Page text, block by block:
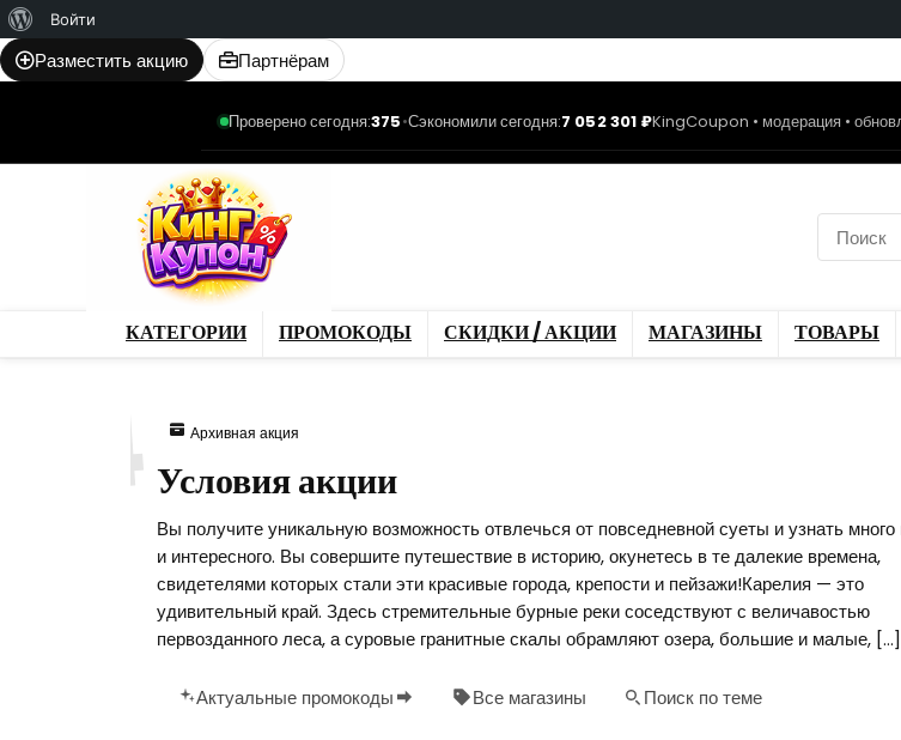
WordPress
Войти
Разместить акцию Партнёрам
Проверено сегодня:375•Сэкономили сегодня:7 052 301 ₽KingCoupon • модерация •
КАТЕГОРИИ ПРОМОКОДЫ СКИДКИ / АКЦИИ МАГАЗИНЫ ТОВАРЫ
Архивная акция
Условия акции
Вы получите уникальную возможность отвлечься от повседневной суеты и узнать много
и интересного. Вы совершите путешествие в историю, окунетесь в те далекие времена,
свидетелями которых стали эти красивые города, крепости и пейзажи!Карелия — это
удивительный край. Здесь стремительные бурные реки соседствуют с величавостью
первозданного леса, а суровые гранитные скалы обрамляют озера, большие и малые, […]
Актуальные промокоды Все магазины Поиск по теме